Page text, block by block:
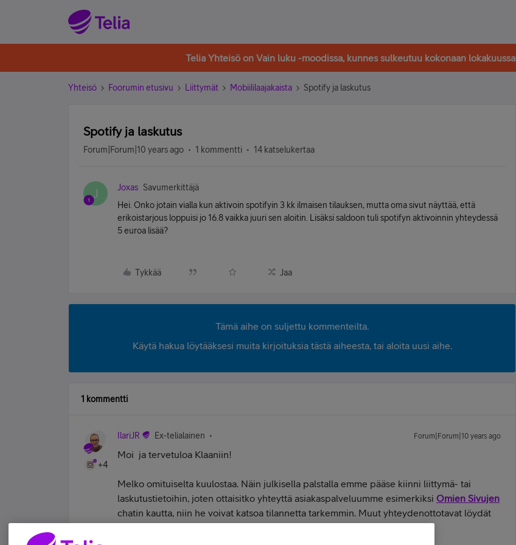
Telia Yhteisö on Vain luku -moodissa, kunnes sulkeutuu kokonaan lokakuussa
Yhteisö Foorumin etusivu Liittymät Mobiililaajakaista Spotify ja laskutus
Spotify ja laskutus
Forum|Forum|10 years ago 1 kommentti 14 katselukertaa
J Joxas Savumerkittäjä
Hei. Onko jotain vialla kun aktivoin spotifyin 3 kk ilmaisen tilauksen, mutta oma sivut näyttää, että
erikoistarjous loppuisi jo 16.8 vaikka juuri sen aloitin. Lisäksi saldoon tuli spotifyn aktivoinnin yhteydessä
5 euroa lisää?
Tykkää Jaa
Tämä aihe on suljettu kommenteilta.
Käytä hakua löytääksesi muita kirjoituksia tästä aiheesta, tai aloita uusi aihe.
1 kommentti
+4
IlariJR Ex-telialainen Forum|Forum|10 years ago
Moi ja tervetuloa Klaaniin!
Melko omituiselta kuulostaa. Näin julkisella palstalla emme pääse kiinni liittymä- tai
laskutustietoihin, joten ottaisitko yhteyttä asiakaspalveluumme esimerkiksi Omien Sivujen
chatin kautta, niin he voivat katsoa tilannetta tarkemmin. Muut yhteydenottotavat löydät